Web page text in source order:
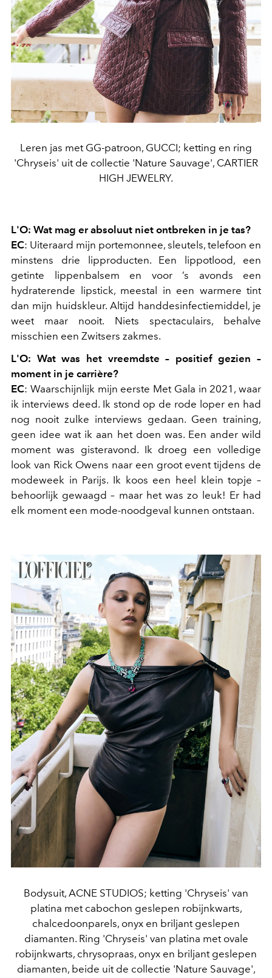
Leren jas met GG-patroon, GUCCI; ketting en ring
'Chryseis' uit de collectie 'Nature Sauvage', CARTIER
HIGH JEWELRY.
L'O: Wat mag er absoluut niet ontbreken in je tas?
EC: Uiteraard mijn portemonnee, sleutels, telefoon en
minstens drie lipproducten. Een lippotlood, een
getinte lippenbalsem en voor ’s avonds een
hydraterende lipstick, meestal in een warmere tint
dan mijn huidskleur. Altijd handdesinfectiemiddel, je
weet maar nooit. Niets spectaculairs, behalve
misschien een Zwitsers zakmes.
L'O: Wat was het vreemdste – positief gezien –
moment in je carrière?
EC: Waarschijnlijk mijn eerste Met Gala in 2021, waar
ik interviews deed. Ik stond op de rode loper en had
nog nooit zulke interviews gedaan. Geen training,
geen idee wat ik aan het doen was. Een ander wild
moment was gisteravond. Ik droeg een volledige
look van Rick Owens naar een groot event tijdens de
modeweek in Parijs. Ik koos een heel klein topje –
behoorlijk gewaagd – maar het was zo leuk! Er had
elk moment een mode-noodgeval kunnen ontstaan.
Bodysuit, ACNE STUDIOS; ketting 'Chryseis' van
platina met cabochon geslepen robijnkwarts,
chalcedoonparels, onyx en briljant geslepen
diamanten. Ring 'Chryseis' van platina met ovale
robijnkwarts, chrysopraas, onyx en briljant geslepen
diamanten, beide uit de collectie 'Nature Sauvage',